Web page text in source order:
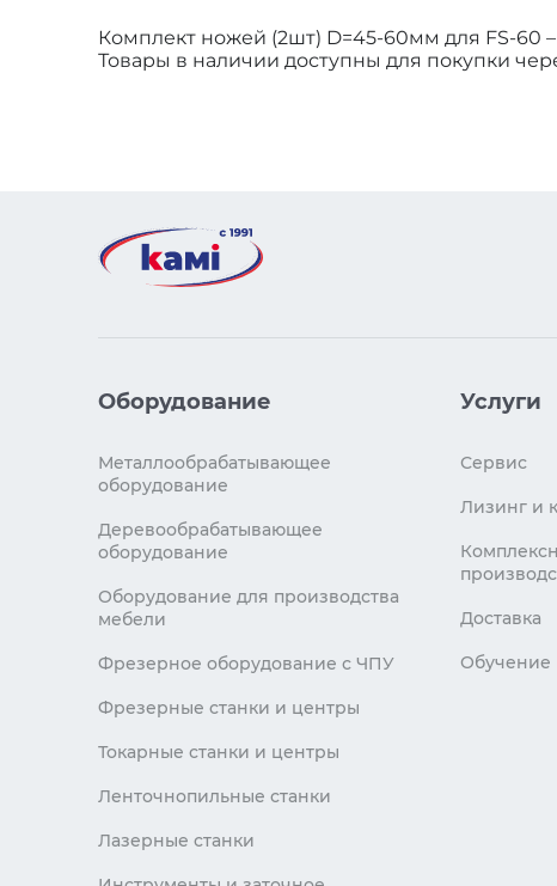
Комплект ножей (2шт) D=45-60мм для FS-60
Товары в наличии доступны для покупки
Оборудование
Металлообрабатывающее
оборудование
Деревообрабатывающее
оборудование
Оборудование для производства
мебели
Фрезерное оборудование с ЧПУ
Фрезерные станки и центры
Токарные станки и центры
Ленточнопильные станки
Лазерные станки
Услуги
Сервис
Лизинг и
Доставка
Обучение